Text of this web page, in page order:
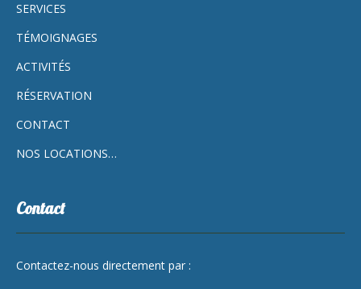
SERVICES
TÉMOIGNAGES
ACTIVITÉS
RÉSERVATION
CONTACT
NOS LOCATIONS…
Contact
Contactez-nous directement par :